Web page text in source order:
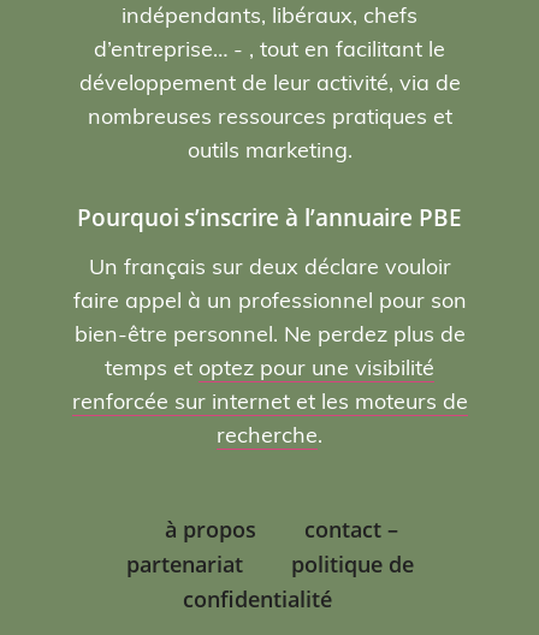
indépendants, libéraux, chefs
d’entreprise… - , tout en facilitant le
développement de leur activité, via de
nombreuses ressources pratiques et
outils marketing.
Pourquoi s’inscrire à l’annuaire PBE
Un français sur deux déclare vouloir
faire appel à un professionnel pour son
bien-être personnel. Ne perdez plus de
temps et optez pour une visibilité
renforcée sur internet et les moteurs de
recherche.
à propos
contact –
partenariat
politique de
confidentialité